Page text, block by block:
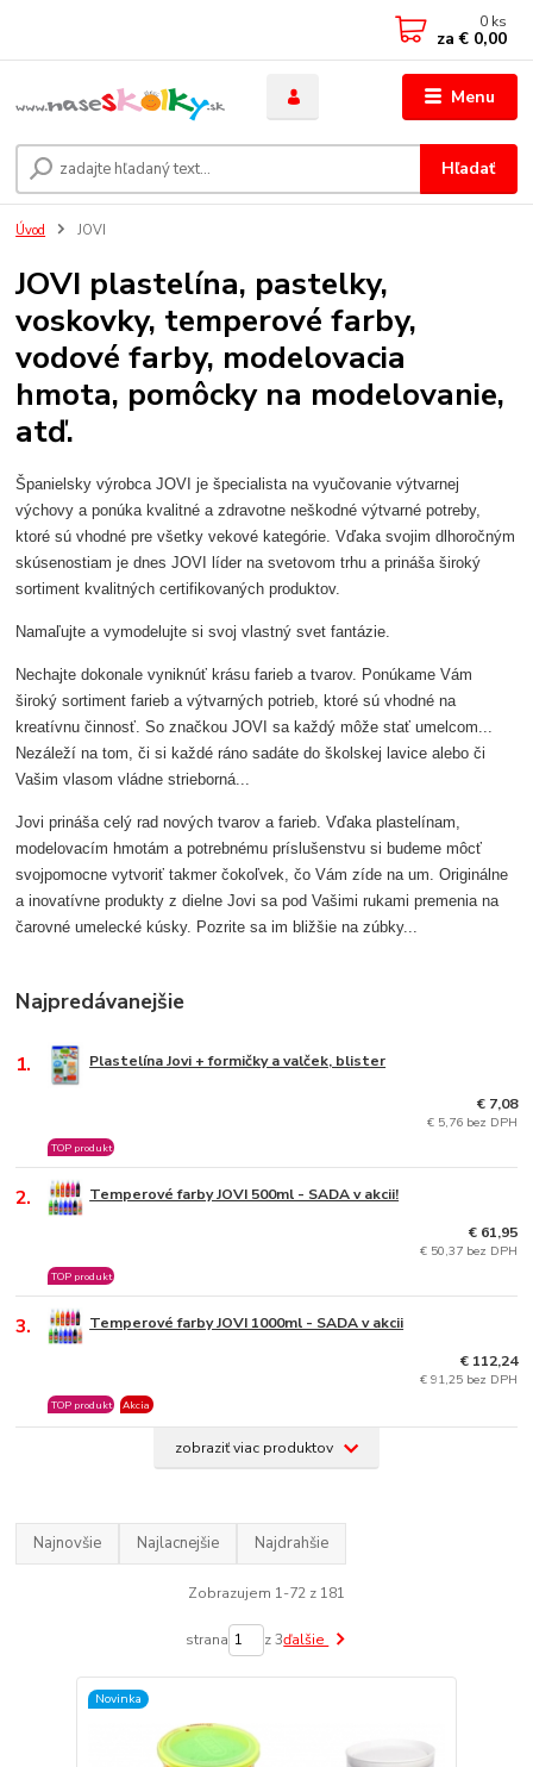
Menu
Hľadať
0 ks
za € 0,00
Úvod JOVI
JOVI plastelína, pastelky,
voskovky, temperové farby,
vodové farby, modelovacia
hmota, pomôcky na modelovanie,
atď.
Španielsky výrobca JOVI je špecialista na vyučovanie výtvarnej
výchovy a ponúka kvalitné a zdravotne neškodné výtvarné potreby,
ktoré sú vhodné pre všetky vekové kategórie. Vďaka svojim dlhoročným
skúsenostiam je dnes JOVI líder na svetovom trhu a prináša široký
sortiment kvalitných certifikovaných produktov.
Namaľujte a vymodelujte si svoj vlastný svet fantázie.
Nechajte dokonale vyniknúť krásu farieb a tvarov. Ponúkame Vám
široký sortiment farieb a výtvarných potrieb , ktoré sú vhodné na
kreatívnu činnosť. So značkou JOVI sa každý môže stať umelcom...
Nezáleží na tom, či si každé ráno sadáte do školskej lavice alebo či
Vašim vlasom vládne strieborná...
Jovi prináša celý rad nových tvarov a farieb. Vďakaplastelínam,
modelovacím hmotám a potrebnémupríslušenstvu si budeme môcť
svojpomocne vytvoriť takmer čokoľvek, čo Vám zíde na um.Originálne
a inovatívne produkty z dielne Jovi sa pod Vašimi rukami premenia na
čarovné umelecké kúsky. Pozrite sa im bližšie na zúbky...
Najpredávanejšie
1. Plastelína Jovi + formičky a valček, blister
TOP produkt
€ 7,08
€ 5,76 bez DPH
2. Temperové farby JOVI 500ml - SADA v akcii!
TOP produkt
€ 61,95
€ 50,37 bez DPH
3. Temperové farby JOVI 1000ml - SADA v akcii
TOP produkt Akcia
€ 112,24
€ 91,25 bez DPH
zobraziť viac produktov
Najnovšie Najlacnejšie Najdrahšie
Zobrazujem 1-72 z 181
strana z 3ďalšie
Novinka